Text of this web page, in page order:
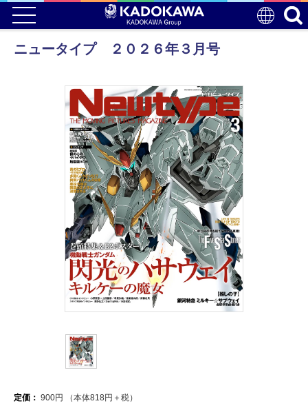
ニュータイプ ２０２６年３月号
定価： 900円 （本体818円＋税）